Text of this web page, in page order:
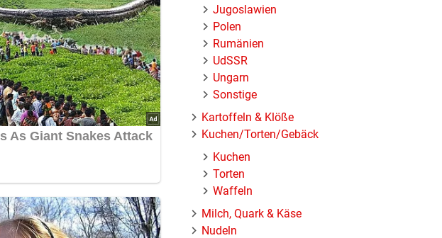
Jugoslawien
Polen
Rumänien
UdSSR
Ungarn
Sonstige
Kartoffeln & Klöße
Kuchen/Torten/Gebäck
Kuchen
Torten
Waffeln
Milch, Quark & Käse
Nudeln